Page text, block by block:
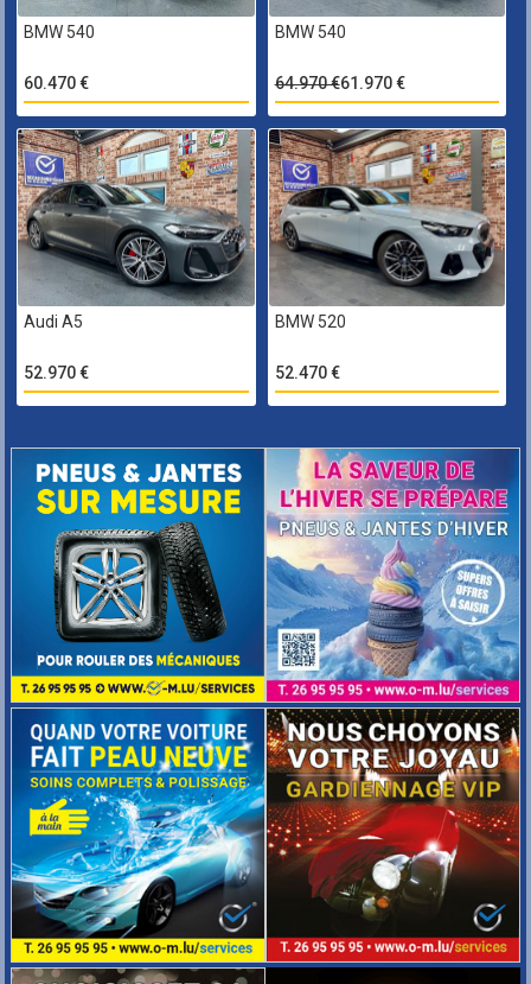
BMW 540
60.470 €
BMW 540
64.970 €61.970 €
Audi A5
52.970 €
BMW 520
52.470 €